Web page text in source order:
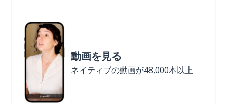
動画を見る
ネイティブの動画が48,000本以上